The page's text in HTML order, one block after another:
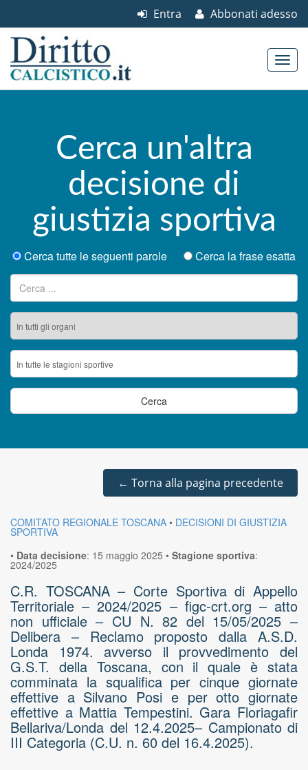
Abbonati adesso
Entra
Cerca un'altra
decisione di
giustizia sportiva
Cerca tutte le seguenti parole
Cerca la frase esatta
Ricerca per:
← Torna alla pagina precedente
COMITATO REGIONALE TOSCANA • DECISIONI DI GIUSTIZIA
SPORTIVA
• Data decisione: 15 maggio 2025 • Stagione sportiva:
2024/2025
C.R. TOSCANA – Corte Sportiva di Appello
Territoriale – 2024/2025 – figc-crt.org – atto
non ufficiale – CU N. 82 del 15/05/2025 –
Delibera – Reclamo proposto dalla A.S.D.
Londa 1974. avverso il provvedimento del
G.S.T. della Toscana, con il quale è stata
comminata la squalifica per cinque giornate
effettive a Silvano Posi e per otto giornate
effettive a Mattia Tempestini. Gara Floriagafir
Bellariva/Londa del 12.4.2025– Campionato di
III Categoria (C.U. n. 60 del 16.4.2025).